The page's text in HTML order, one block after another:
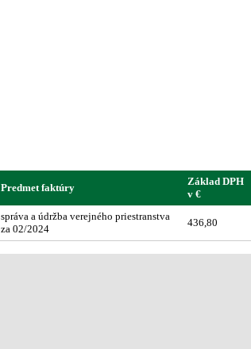
Predmet faktúry
Základ DPH
v €
správa a údržba verejného priestranstva
za 02/2024
436,80